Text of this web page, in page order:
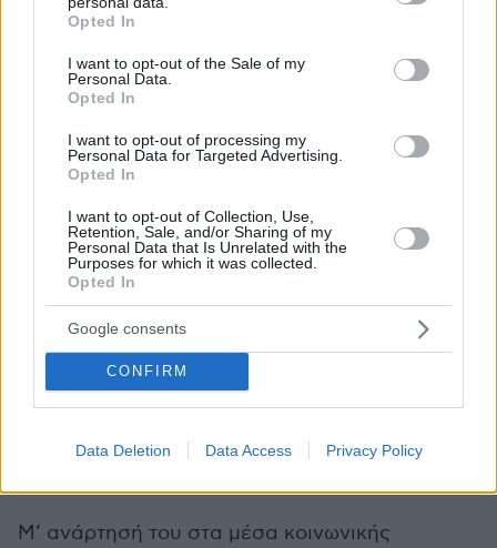
grant or deny consent to Google and its third-party tags to
use your data for below specified purposes in below Google
consent section.
Opted In
I want to opt-out of the Sale of my
Personal Data.
Opted In
I want to opt-out of processing my
Personal Data for Targeted Advertising.
Opted In
I want to opt-out of Collection, Use,
Retention, Sale, and/or Sharing of my
Personal Data that Is Unrelated with the
Purposes for which it was collected.
Opted In
Google consents
CONFIRM
Data Deletion Data Access Privacy Policy
Τρόμος με αγνοούμενους και τραυματίες
Σύμφωνα με ανακοίνωση της τουρκικήςΑρχής
Διαχείρισης Καταστροφών και Έκτακτης
Ανάγκης (AFAD),καταγράφηκε σεισμός
μεγέθους 6,6 στο 14,51 στο Αιγαίο Πέλαγος, 17
Σμύρνης. Το βάθος του σεισμού,
M’ ανάρτησή του στα μέσα κοινωνικής